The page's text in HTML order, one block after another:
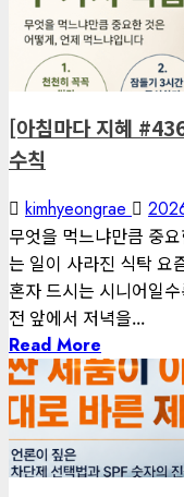
게재된 글
아침마다 지혜
[아침마다 지혜
수칙
kimhyeongrae
무엇을 먹느냐만큼 중
는 일이 사라진 식탁 요
혼자 드시는 시니어일
전 앞에서 저녁을...
Read More
1 minute read
게재된 글
아침마다 지혜